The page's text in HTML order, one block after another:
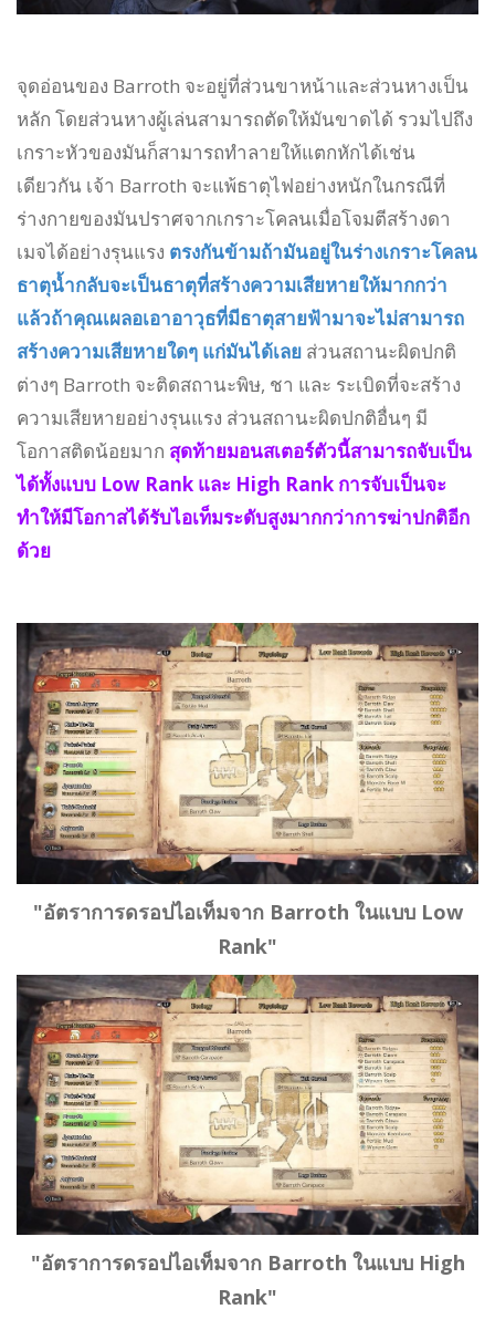
จุดอ่อนของ Barroth จะอยู่ที่ส่วนขาหน้าและส่วนหางเป็น
หลัก โดยส่วนหางผู้เล่นสามารถตัดให้มันขาดได้ รวมไปถึง
เกราะหัวของมันก็สามารถทำลายให้แตกหักได้เช่น
เดียวกัน เจ้า Barroth จะแพ้ธาตุไฟอย่างหนักในกรณีที่
ร่างกายของมันปราศจากเกราะโคลนเมื่อโจมตีสร้างดา
เมจได้อย่างรุนแรง ตรงกันข้ามถ้ามันอยู่ในร่างเกราะโคลน
ธาตุน้ำกลับจะเป็นธาตุที่สร้างความเสียหายให้มากกว่า
แล้วถ้าคุณเผลอเอาอาวุธที่มีธาตุสายฟ้ามาจะไม่สามารถ
สร้างความเสียหายใดๆ แก่มันได้เลย ส่วนสถานะผิดปกติ
ต่างๆ Barroth จะติดสถานะพิษ, ชา และ ระเบิดที่จะสร้าง
ความเสียหายอย่างรุนแรง ส่วนสถานะผิดปกติอื่นๆ มี
โอกาสติดน้อยมาก สุดท้ายมอนสเตอร์ตัวนี้สามารถจับเป็น
ได้ทั้งแบบ Low Rank และ High Rank การจับเป็นจะ
ทำให้มีโอกาสได้รับไอเท็มระดับสูงมากกว่าการฆ่าปกติอีก
ด้วย
"อัตราการดรอปไอเท็มจาก Barroth ในแบบ Low
Rank"
"อัตราการดรอปไอเท็มจาก Barroth ในแบบ High
Rank"